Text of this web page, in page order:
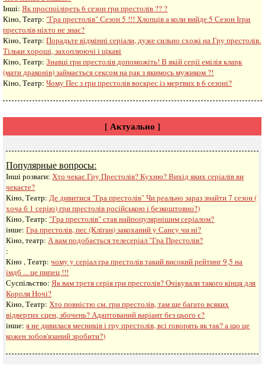
Інші:Як проспоіліреть 6 сезон гри престолів ?? ?
Кіно, Театр: "Гра престолів" Сезон 5 !!! Хлопців а коли вийде 5 Сезон Ігри
престолів ніхто не знає?
Кіно, Театр:Порадьте відмінні серіали, дуже сильно схожі на Гру престолів.
Тільки хороші, захоплюючі і цікаві
Кіно, Театр:Знавці гри престолів допоможіть! В якій серії емілія кларк
(мати драконів) займається сексом на рак з якимось мужиком ?!
Кіно, Театр:Чому Пес з гри престолів воскрес із мертвих в 6 сезоні?
[ Актуально ]
Популярные вопросы:
Інші розваги: ​​Хто чекає Гру Престолів? Кухню? Вихід яких серіалів ви
чекаєте?
Кіно, Театр: Де дивитися "Гра престолів" Чи реально зараз знайти 7 сезон (
хоча б 1 серію) гри престолів російською і безкоштовно?)
Кіно, Театр: "Гра престолів" став найпопулярнішим серіалом?
інше:Гра престолів, пес (Кліган) закоханий у Сансу чи ні?
Кіно, театр: А вам подобається телесеріал "Гра Престолів?
:
Кіно , Театр:чому у серіал гра престолів такий високий рейтинг 9,5 на
імдб ... це пипец !!!
Суспільство: Як вам третя серія гри престолів? Очікували такого кінця для
Короля Ночі?
Кіно, Театр:Хто повністю см. гри престолів, там ще багато всяких
відвертих сцен, збочень? Адаптований варіант без цього є?
інше:я не дивилася месників і гру престолів, всі говорять як так? а що це
кожен зобов'язаний зробити?)